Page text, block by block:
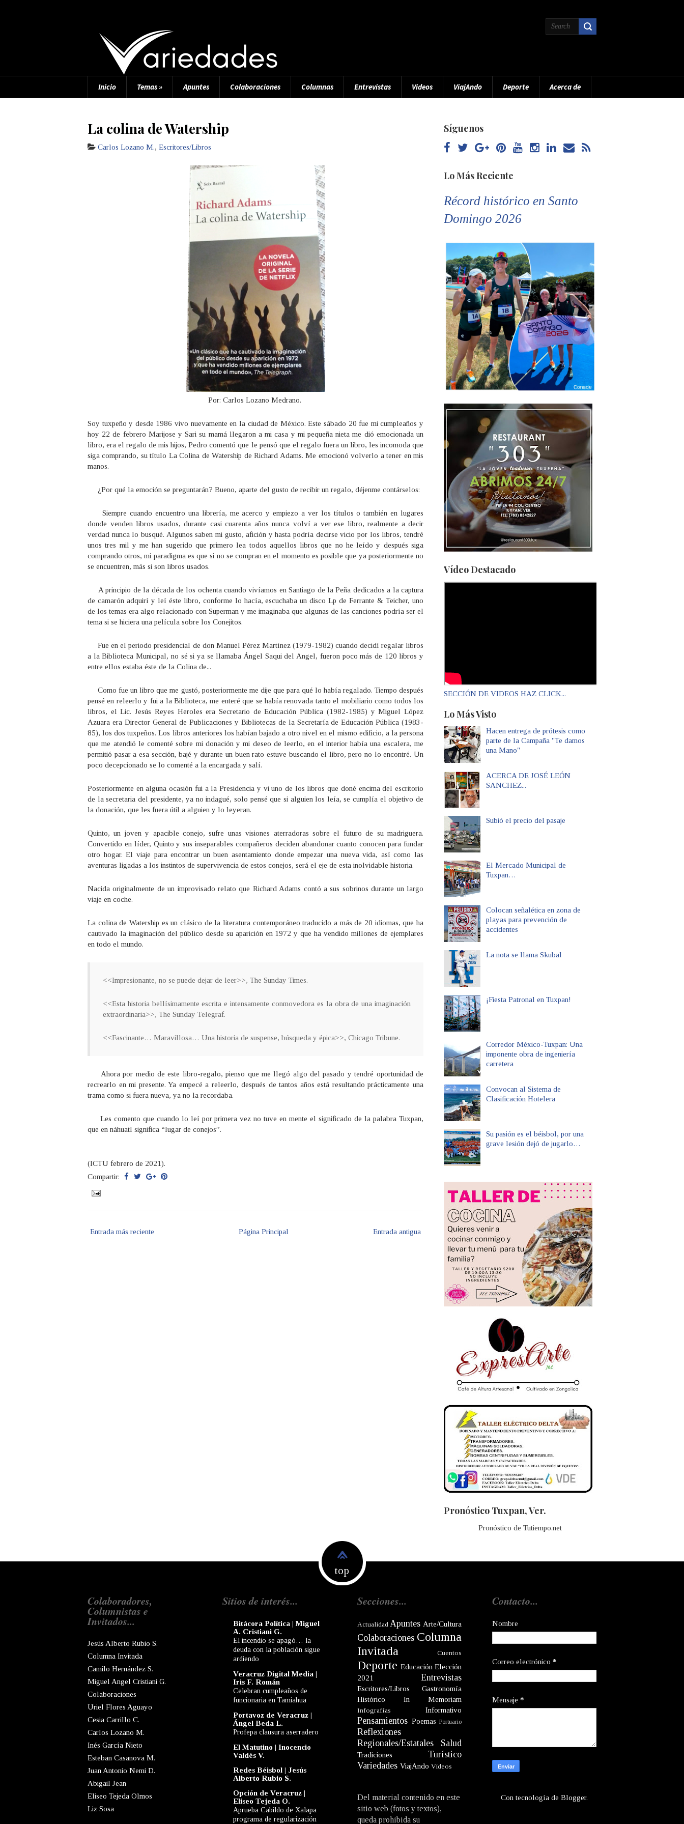
Inicio Temas» Apuntes Colaboraciones Columnas Entrevistas Videos ViajAndo Deporte Acerca de
La colina de Watership
Carlos Lozano M., Escritores/Libros
Por: Carlos Lozano Medrano.
Soy tuxpeño y desde 1986 vivo nuevamente en la ciudad de México. Este sábado 20 fue mi cumpleaños y
hoy 22 de febrero Marijose y Sari su mamá llegaron a mi casa y mi pequeña nieta me dió emocionada un
libro, era el regalo de mis hijos, Pedro comentó que le pensó que el regalo fuera un libro, les incomoda que
siga comprando, su título La Colina de Watership de Richard Adams. Me emocionó volverlo a tener en mis
manos.
¿Por qué la emoción se preguntarán? Bueno, aparte del gusto de recibir un regalo, déjenme contárselos:
Siempre cuando encuentro una librería, me acerco y empiezo a ver los títulos o también en lugares
donde venden libros usados, durante casi cuarenta años nunca volví a ver ese libro, realmente a decir
verdad nunca lo busqué. Algunos saben mi gusto, afición y hasta podría decirse vicio por los libros, tendré
unos tres mil y me han sugerido que primero lea todos aquellos libros que no he leído y después siga
comprando otros, mi paradigma es que si no se compran en el momento es posible que ya posteriormente no
se encuentren, más si son libros usados.
A principio de la década de los ochenta cuando vivíamos en Santiago de la Peña dedicados a la captura
de camarón adquirí y leí éste libro, conforme lo hacía, escuchaba un disco Lp de Ferrante & Teicher, uno
de los temas era algo relacionado con Superman y me imaginaba que algunas de las canciones podría ser el
tema si se hiciera una película sobre los Conejitos.
Fue en el periodo presidencial de don Manuel Pérez Martínez (1979-1982) cuando decidí regalar libros
a la Biblioteca Municipal, no sé si ya se llamaba Ángel Saqui del Angel, fueron poco más de 120 libros y
entre ellos estaba éste de la Colina de...
Como fue un libro que me gustó, posteriormente me dije que para qué lo había regalado. Tiempo después
pensé en releerlo y fui a la Biblioteca, me enteré que se había renovada tanto el mobiliario como todos los
libros, el Lic. Jesús Reyes Heroles era Secretario de Educación Pública (1982-1985) y Miguel López
Azuara era Director General de Publicaciones y Bibliotecas de la Secretaría de Educación Pública (1983-
85), los dos tuxpeños. Los libros anteriores los habían bajado a otro nivel en el mismo edificio, a la persona
que me atendió le comenté sobre mi donación y mi deseo de leerlo, en el interior había una escalera, me
permitió pasar a esa sección, bajé y durante un buen rato estuve buscando el libro, pero no lo encontré. Un
poco decepcionado se lo comenté a la encargada y salí.
Posteriormente en alguna ocasión fui a la Presidencia y vi uno de los libros que doné encima del escritorio
de la secretaria del presidente, ya no indagué, solo pensé que si alguien los leía, se cumplía el objetivo de
la donación, que les fuera útil a alguien y lo leyeran.
Quinto, un joven y apacible conejo, sufre unas visiones aterradoras sobre el futuro de su madriguera.
Convertido en líder, Quinto y sus inseparables compañeros deciden abandonar cuanto conocen para fundar
otro hogar. El viaje para encontrar un buen asentamiento donde empezar una nueva vida, así como las
aventuras ligadas a los instintos de supervivencia de estos conejos, será el eje de esta inolvidable historia.
Nacida originalmente de un improvisado relato que Richard Adams contó a sus sobrinos durante un largo
viaje en coche.
La colina de Watership es un clásico de la literatura contemporáneo traducido a más de 20 idiomas, que ha
cautivado la imaginación del público desde su aparición en 1972 y que ha vendido millones de ejemplares
en todo el mundo.
<<Impresionante, no se puede dejar de leer>>, The Sunday Times.
<<Esta historia bellísimamente escrita e intensamente conmovedora es la obra de una imaginación
extraordinaria>>, The Sunday Telegraf.
<<Fascinante… Maravillosa… Una historia de suspense, búsqueda y épica>>, Chicago Tribune.
Ahora por medio de este libro-regalo, pienso que me llegó algo del pasado y tendré oportunidad de
recrearlo en mi presente. Ya empecé a releerlo, después de tantos años está resultando prácticamente una
trama como si fuera nueva, ya no la recordaba.
Les comento que cuando lo leí por primera vez no tuve en mente el significado de la palabra Tuxpan,
que en náhuatl significa “lugar de conejos”.
(ICTU febrero de 2021).
Compartir:
Entrada más reciente Entrada antigua
Página Principal
Síguenos
Lo Más Reciente
Récord histórico en Santo
Domingo 2026
Vídeo Destacado
SECCIÓN DE VIDEOS HAZ CLICK...
Lo Más Visto
Hacen entrega de prótesis como
parte de la Campaña "Te damos
una Mano"
ACERCA DE JOSÉ LEÓN
SANCHEZ...
Subió el precio del pasaje
El Mercado Municipal de
Tuxpan…
Colocan señalética en zona de
playas para prevención de
accidentes
La nota se llama Skubal
¡Fiesta Patronal en Tuxpan!
Corredor México-Tuxpan: Una
imponente obra de ingeniería
carretera
Convocan al Sistema de
Clasificación Hotelera
Su pasión es el béisbol, por una
grave lesión dejó de jugarlo…
Pronóstico Tuxpan, Ver.
Pronóstico de Tutiempo.net
top
Colaboradores,
Columnistas e
Invitados...
Jesús Alberto Rubio S.
Columna Invitada
Camilo Hernández S.
Miguel Angel Cristiani G.
Colaboraciones
Uriel Flores Aguayo
Cesia Carrillo C.
Carlos Lozano M.
Inés García Nieto
Esteban Casanova M.
Juan Antonio Nemi D.
Abigail Jean
Eliseo Tejeda Olmos
Liz Sosa
Sitios de interés...
Bitácora Política | Miguel
A. Cristiani G.
El incendio se apagó… la
deuda con la población sigue
ardiendo
Veracruz Digital Media |
Iris F. Román
Celebran cumpleaños de
funcionaria en Tamiahua
Portavoz de Veracruz |
Ángel Beda L.
Profepa clausura aserradero
El Matutino | Inocencio
Valdés V.
Redes Béisbol | Jesús
Alberto Rubio S.
Opción de Veracruz |
Eliseo Tejeda O.
Aprueba Cabildo de Xalapa
programa de regularización
Secciones...
Actualidad Apuntes Arte/Cultura
Colaboraciones Columna
Invitada
Cuentos
Deporte Educación Elección
2021
Entrevistas
Escritores/Libros
Gastronomía
Histórico
In Memoriam
Infografías Informativo
Pensamientos Poemas Portuario
Reflexiones
Regionales/Estatales
Salud
Tradiciones
Turístico
Variedades ViajAndo Videos
Del material contenido en este
sitio web (fotos y textos),
queda prohibida su
Contacto...
Nombre
Correo electrónico *
Mensaje *
Con tecnología de Blogger.